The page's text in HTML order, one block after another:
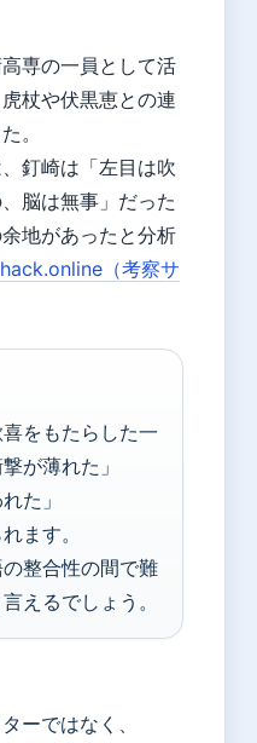
専の一員として活
杖や伏黒恵との連
。
釘崎は「左目は吹
脳は無事」だった
地があったと分析
（考察サ
をもたらした一
が薄れた」
た」
ます。
整合性の間で難
えるでしょう。
ーではなく、